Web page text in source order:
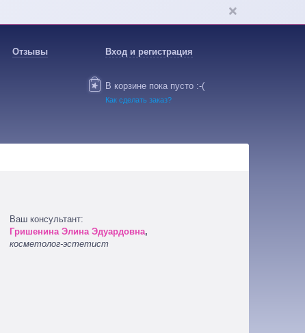
Отзывы Вход и регистрация
В корзине пока пусто :-(
Как сделать заказ?
Ваш консультант:
Гришенина Элина Эдуардовна,
косметолог-эстетист